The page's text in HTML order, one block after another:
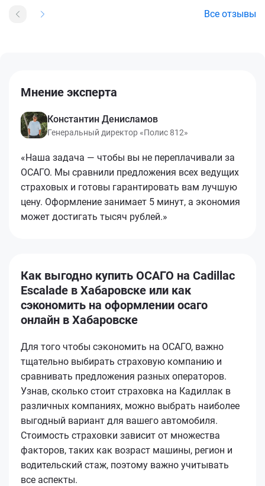
Все отзывы
Мнение эксперта
Константин Денисламов
Генеральный директор «Полис 812»
«Наша задача — чтобы вы не переплачивали за
ОСАГО. Мы сравнили предложения всех ведущих
страховых и готовы гарантировать вам лучшую
цену. Оформление занимает 5 минут, а экономия
может достигать тысяч рублей.»
Как выгодно купить ОСАГО на Cadillac
Escalade в Хабаровске или как
сэкономить на оформлении осаго
онлайн в Хабаровске
Для того чтобы сэкономить на ОСАГО, важно
тщательно выбирать страховую компанию и
сравнивать предложения разных операторов.
Узнав, сколько стоит страховка на Кадиллак в
различных компаниях, можно выбрать наиболее
выгодный вариант для вашего автомобиля.
Стоимость страховки зависит от множества
факторов, таких как возраст машины, регион и
водительский стаж, поэтому важно учитывать
все аспекты.